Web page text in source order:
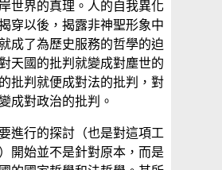
世界的真理。人的自我異化
穿以後，揭露非神聖形象中
成了為歷史服務的哲學的迫
天國的批判就變成對塵世的
批判就便成對法的批判，對
成對政治的批判。
進行的探討（也是對這項工
開始並不是針對原本，而是